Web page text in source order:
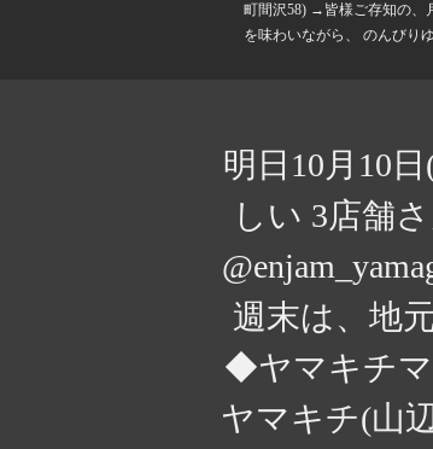
町間沢58) →皆様ご存知の、
を味わいながら、 のんびり
明日10月10
しい 3店舗
週末は、地
◆ヤマキチマ
ヤマキチ(山